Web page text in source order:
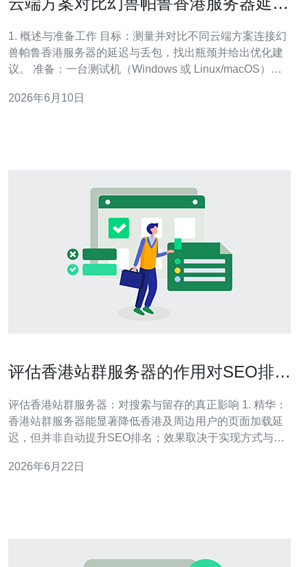
1. 概述与准备工作 目标：测量并对比不同云端方案连接幻
兽帕鲁香港服务器的延迟与丢包，找出瓶颈并给出优化建
议。 准备：一台测试机（Windows 或 Linux/macOS）、
VPS/云主机）、管理员权限以运行网络工具。 2. 获取目标
2026年6月10日
评估香港站群服务器的作用对SEO排名
评估香港站群服务器：对搜索与留存的真正影响 1. 精华：
香港站群服务器能显著降低香港及周边用户的页面加载延
迟，但并非自动提升SEO排名；效果取决于实现方式与合
2026年6月22日